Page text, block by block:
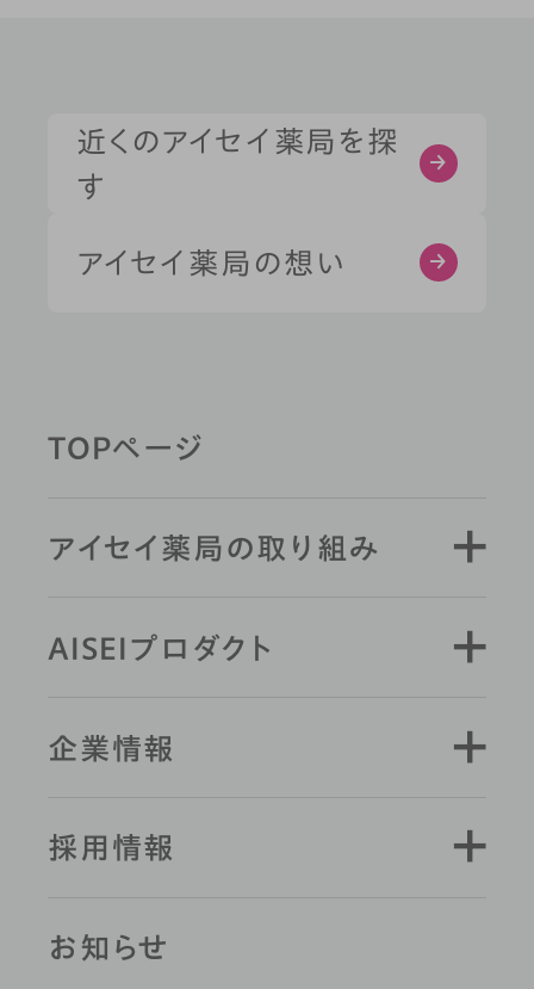
部位から探す
キーワード検索
近くのアイセイ薬局を探
す
アイセイ薬局の想い
TOPページ
アイセイ薬局の取り組み
AISEIプロダクト
企業情報
採用情報
お知らせ